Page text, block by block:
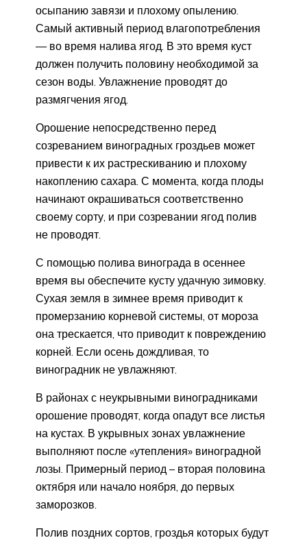
осыпанию завязи и плохому опылению.
Самый активный период влагопотребления
— во время налива ягод. В это время куст
должен получить половину необходимой за
сезон воды. Увлажнение проводят до
размягчения ягод.
Орошение непосредственно перед
созреванием виноградных гроздьев может
привести к их растрескиванию и плохому
накоплению сахара. С момента, когда плоды
начинают окрашиваться соответственно
своему сорту, и при созревании ягод полив
не проводят.
С помощью полива винограда в осеннее
время вы обеспечите кусту удачную зимовку.
Сухая земля в зимнее время приводит к
промерзанию корневой системы, от мороза
она трескается, что приводит к повреждению
корней. Если осень дождливая, то
виноградник не увлажняют.
В районах с неукрывными виноградниками
орошение проводят, когда опадут все листья
на кустах. В укрывных зонах увлажнение
выполняют после «утепления» виноградной
лозы. Примерный период – вторая половина
октября или начало ноября, до первых
заморозков.
Полив поздних сортов, гроздья которых будут